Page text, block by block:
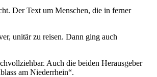
Der Text um Menschen, die in ferner
unitär zu reisen. Dann ging auch
Auch die beiden Herausgeber
am Niederrhein“.